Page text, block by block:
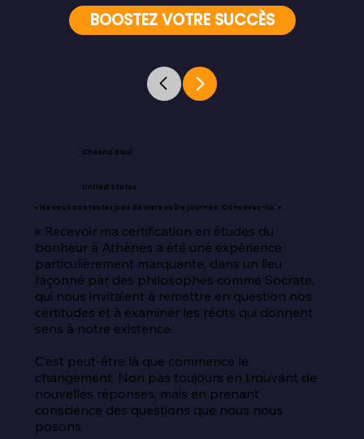
BOOSTEZ VOTRE SUCCÈS
Cheena Kaul
United States
« Ne vous contentez pas de vivre votre journée. Concevez-la. »
« Recevoir ma certification en études du
bonheur à Athènes a été une expérience
particulièrement marquante, dans un lieu
façonné par des philosophes comme Socrate,
qui nous invitaient à remettre en question nos
certitudes et à examiner les récits qui donnent
sens à notre existence.
C’est peut-être là que commence le
changement. Non pas toujours en trouvant de
nouvelles réponses, mais en prenant
conscience des questions que nous nous
posons.